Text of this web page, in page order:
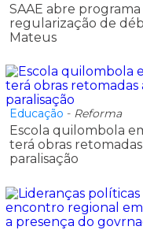
SAAE abre programa
regularização de
Mateus
Educação - Reforma
Escola quilombola
terá obras
paralisação